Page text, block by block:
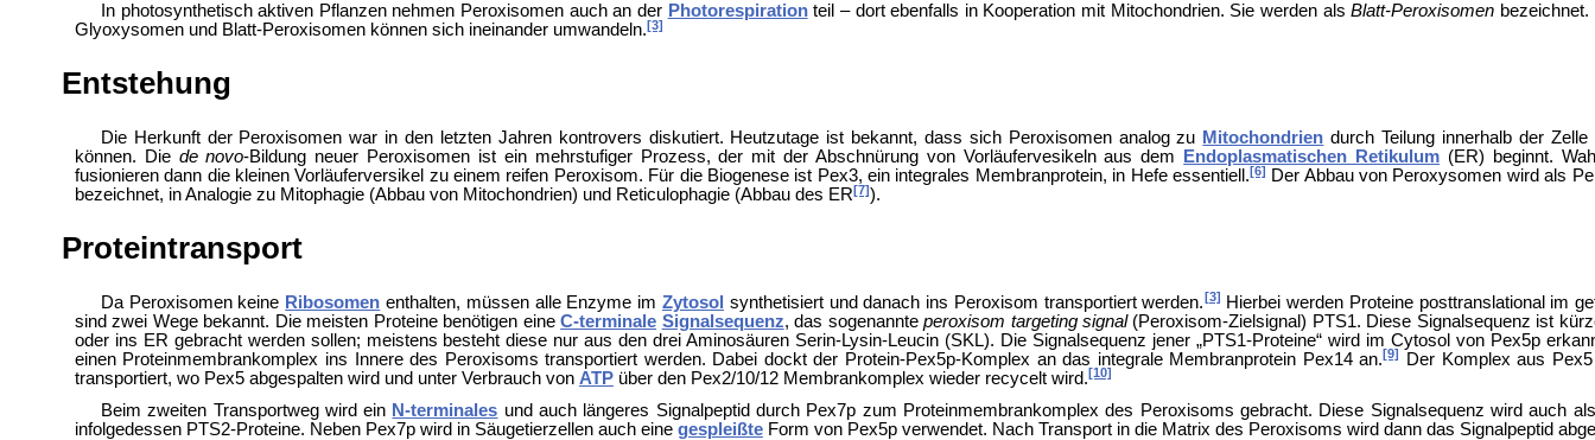
In photosynthetisch aktiven Pflanzen nehmen Peroxisomen auch an der Photorespirationteil – dort ebenfalls in Kooperation mit Mitochondrien. Sie werden alsBlatt-Peroxisomen
Glyoxysomen und Blatt-Peroxisomen können sich ineinander umwandeln.[3]
Entstehung
Die Herkunft der Peroxisomen war in den letzten Jahren kontrovers diskutiert. Heutzutage ist bekannt, dass sich Peroxisomen analog zu Mitochondrien durch Teilung innerhalb der Zelle
können. Die de novo-Bildung neuer Peroxisomen ist ein mehrstufiger Prozess, der mit der Abschnürung von Vorläufervesikeln aus dem Endoplasmatischen Retikulum (ER) beginnt.
fusionieren dann die kleinen Vorläuferversikel zu einem reifen Peroxisom. Für die Biogenese ist Pex3, ein integrales Membranprotein, in Hefe essentiell.[6] Der Abbau von Peroxysomen wird als
bezeichnet, in Analogie zu Mitophagie (Abbau von Mitochondrien) und Reticulophagie (Abbau des ER[7]).
Proteintransport
Da Peroxisomen keine Ribosomen enthalten, müssen alle Enzyme im Zytosol synthetisiert und danach ins Peroxisom transportiert werden. [3]
Hierbei werden Proteine posttranslational im
sind zwei Wege bekannt. Die meisten Proteine benötigen eineC-terminale Signalsequenz, das sogenannteperoxisom targeting signal(Peroxisom-Zielsignal) PTS1. Diese Signalsequenz ist
oder ins ER gebracht werden sollen; meistens besteht diese nur aus den drei Aminosäuren Serin-Lysin-Leucin (SKL). Die Signalsequenz jener „PTS1-Proteine“ wird im Cytosol von Pex5p
einen Proteinmembrankomplex ins Innere des Peroxisoms transportiert werden. Dabei dockt der Protein-Pex5p-Komplex an das integrale Membranprotein Pex14 an.[9]
Der Komplex aus
transportiert, wo Pex5 abgespalten wird und unter Verbrauch von ATPüber den Pex2/10/12 Membrankomplex wieder recycelt wird. [10]
Beim zweiten Transportweg wird ein N-terminales und auch längeres Signalpeptid durch Pex7p zum Proteinmembrankomplex des Peroxisoms gebracht. Diese Signalsequenz wird auch
infolgedessen PTS2-Proteine. Neben Pex7p wird in Säugetierzellen auch eine gespleißteForm von Pex5p verwendet. Nach Transport in die Matrix des Peroxisoms wird dann das Signalpeptid